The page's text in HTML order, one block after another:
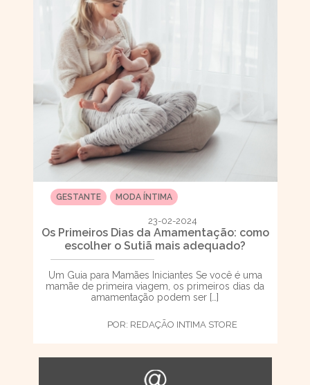
GESTANTE MODA ÍNTIMA
23-02-2024
Os Primeiros Dias da Amamentação: como
escolher o Sutiã mais adequado?
Um Guia para Mamães Iniciantes Se você é uma
mamãe de primeira viagem, os primeiros dias da
amamentação podem ser […]
POR: REDAÇÃO INTIMA STORE